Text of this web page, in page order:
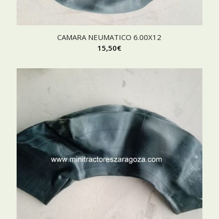
CAMARA NEUMATICO 6.00X12
15,50€